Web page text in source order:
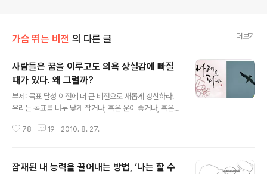
가슴 뛰는 비전 의 다른 글 더보기
사람들은 꿈을 이루고도 의욕 상실감에 빠질
때가 있다. 왜 그럴까?
부제: 목표 달성 이전에 더 큰 비전으로 새롭게 갱신하라!
우리는 목표를 너무 낮게 잡거나, 혹은 운이 좋거나, 혹은
획보다 빨리 목표를 성취할 때가 있다. 기뻐해야 할 일이다.
운 목표 달성이 가까이 다가오고 있다면 그 전에 좀 더 높은
78 19 2010. 8. 27.
잠재된 내 능력을 끌어내는 방법, ‘나는 할 수